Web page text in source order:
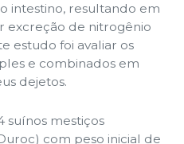
intestino, resultando em
excreção de nitrogênio
estudo foi avaliar os
e combinados em
dejetos.
suínos mestiços
com peso inicial de